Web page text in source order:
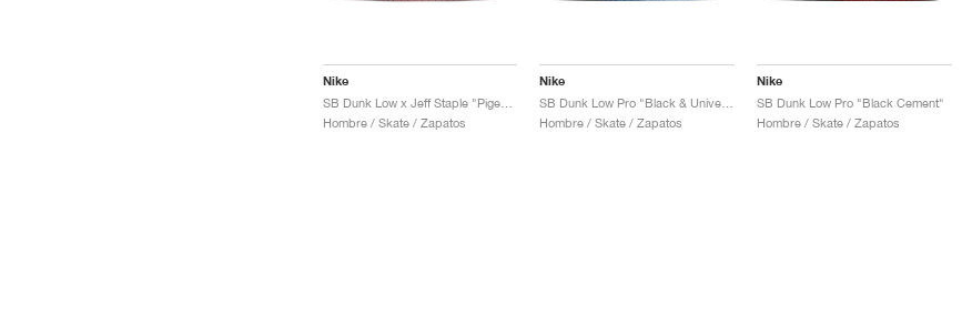
Nike
SB Dunk Low x Jeff Staple "Pigeon"
Hombre / Skate / Zapatos
Nike
Hombre / Skate / Zapatos
Nike
SB Dunk Low Pro "Black Cement"
Hombre / Skate / Zapatos